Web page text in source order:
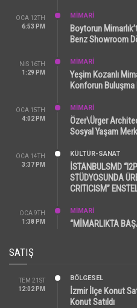
OCA 12TH
6:53 PM
MİMARİ
Boytorun
Benz Showroom
NIS 16TH
1:29 PM
MİMARİ
Yeşim Kozanlı
Konforun Buluşma
OCA 15TH
4:02 PM
MİMARİ
Özer\Ürger
Sosyal Yaşam
OCA 14TH
3:37 PM
KÜLTÜR-SANAT
İSTANBULSMD
STÜDYOSUNDA
CRITICISM”
OCA 9TH
1:38 PM
MİMARİ
“MİMARLIKTA
SATIŞ
TEM 21ST
12:02 PM
BÖLGESEL
İzmir İlçe Konut
Konut Satıldı